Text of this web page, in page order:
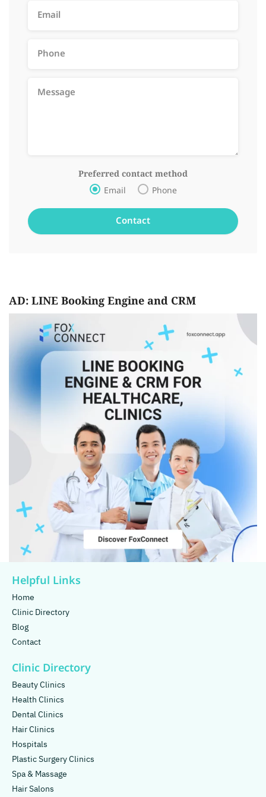
Preferred contact method
Email Phone
AD: LINE Booking Engine and CRM
Helpful Links
Home
Clinic Directory
Blog
Contact
Clinic Directory
Beauty Clinics
Health Clinics
Dental Clinics
Hair Clinics
Hospitals
Plastic Surgery Clinics
Spa & Massage
Hair Salons